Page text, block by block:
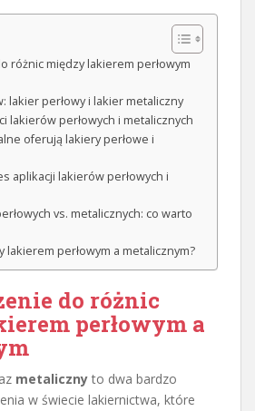
różnic między lakierem perłowym
lakier perłowy i lakier metaliczny
lakierów perłowych i metalicznych
oferują lakiery perłowe i
aplikacji lakierów perłowych i
vs. metalicznych: co warto
lakierem perłowym a metalicznym?
do różnic
perłowym a
metaliczny to dwa bardzo
w świecie lakiernictwa, które